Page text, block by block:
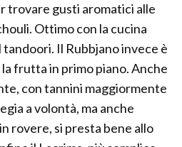
trovare gusti aromatici alle
Ottimo con la cucina
Il Rubbjano invece è
frutta in primo piano. Anche
con tannini maggiormente
a volontà, ma anche
rovere, si presta bene allo